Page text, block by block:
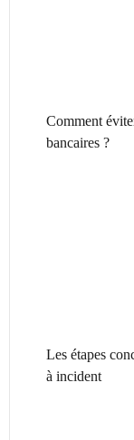
Comment
bancaires ?
Les étapes
à incident